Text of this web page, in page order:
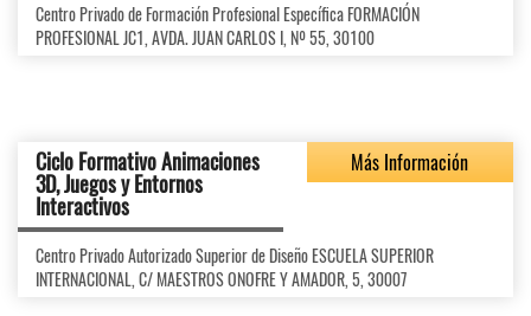
Centro Privado de Formación Profesional Específica FORMACIÓN
PROFESIONAL JC1, AVDA. JUAN CARLOS I, Nº 55, 30100
Ciclo Formativo Animaciones
3D, Juegos y Entornos
Interactivos
Más Información
Centro Privado Autorizado Superior de Diseño ESCUELA SUPERIOR
INTERNACIONAL, C/ MAESTROS ONOFRE Y AMADOR, 5, 30007